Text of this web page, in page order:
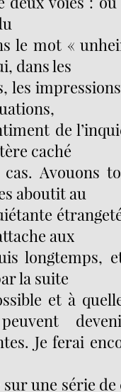
le mot «
dans les
les
de
caché
Avouons
aboutit au
aux
longtemps,
la suite
et à
Je ferai
une série